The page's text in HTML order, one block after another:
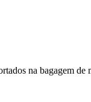
na bagagem